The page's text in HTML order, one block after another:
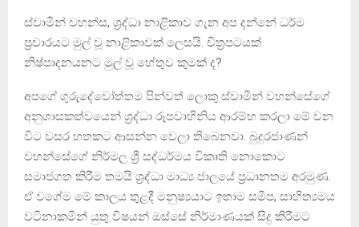
ස්වාමීන් වහන්ස, ශ්‍රද්ධා නාළිකාව ගැන අප දන්නේ ධර්ම
ප්‍රචාරයට මුල් වූ නාළිකාවක් ලෙසයි. චිත්‍රපටයක්
නිෂ්පාදනයනට මුල් වූ හේතුව කුමක් ද?
අපගේ ගුරුදේවෝත්තම පින්වත් ලොකු ස්වාමීන් වහන්සේගේ
අනුශාසකත්වයෙන් ශ්‍රද්ධා රූපවාහිනිය ආරම්භ කරලා මේ වන
විට වසර හතකට ආසන්න වෙලා තිබෙනවා. බුදුරජාණන්
වහන්සේගේ නිර්මල ශ්‍රී සද්ධර්මය විකෘති නොකොට
සමාජගත කිරීම තමයි ශ්‍රද්ධා මාධ්‍ය ජාලයේ ප්‍රධානතම අරමුණ.
ඒ වගේම මේ කාලය තුළදී මනුෂ්‍යයාට ඉතාම සමීප, සාහිත්‍යමය
වටිනාකමින් යුතු විෂයන් ඔස්සේ නිර්මාණයක් සිදු කිරීමට